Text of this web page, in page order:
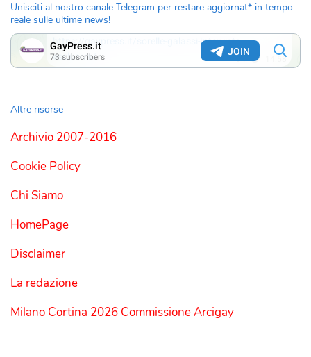
Unisciti al nostro canale Telegram per restare aggiornat* in tempo
reale sulle ultime news!
Altre risorse
Archivio 2007-2016
Cookie Policy
Chi Siamo
HomePage
Disclaimer
La redazione
Milano Cortina 2026 Commissione Arcigay